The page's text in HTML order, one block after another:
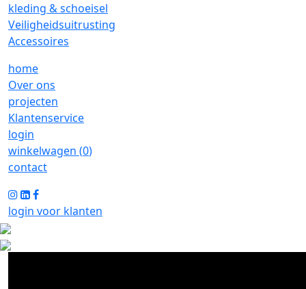
kleding & schoeisel
Veiligheidsuitrusting
Accessoires
home
Over ons
projecten
Klantenservice
login
winkelwagen (0)
contact
login voor klanten